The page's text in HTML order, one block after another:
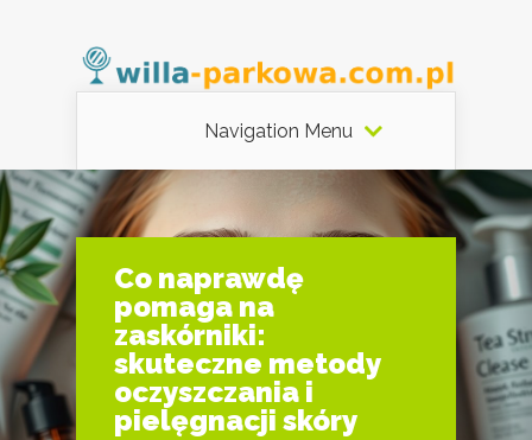
Navigation Menu
Co naprawdę
pomaga na
zaskórniki:
skuteczne metody
oczyszczania i
pielęgnacji skóry